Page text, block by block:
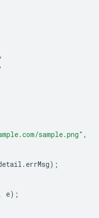
,
,
sample.png" ,
. errMsg);
e);